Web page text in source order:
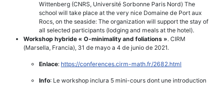
Wittenberg (CNRS, Université Sorbonne Paris Nord) The
school will take place at the very nice Domaine de Port aux
Rocs, on the seaside: The organization will support the stay of
all selected participants (lodging and meals at the hotel).
Workshop hybride « O-minimality and foliations ». CIRM
(Marsella, Francia), 31 de mayo a 4 de junio de 2021.
Enlace: https://conferences.cirm-math.fr/2682.html
Info: Le workshop inclura 5 mini-cours dont une introduction